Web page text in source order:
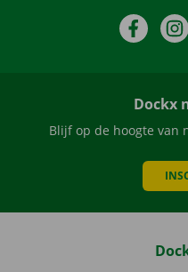
Dockx
Blijf op de hoogte van